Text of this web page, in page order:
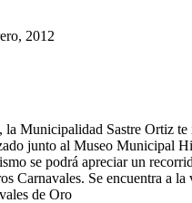
2012
la Municipalidad Sastre Ortiz te
junto al Museo Municipal
se podrá apreciar un
Carnavales. Se encuentra a la
de Oro